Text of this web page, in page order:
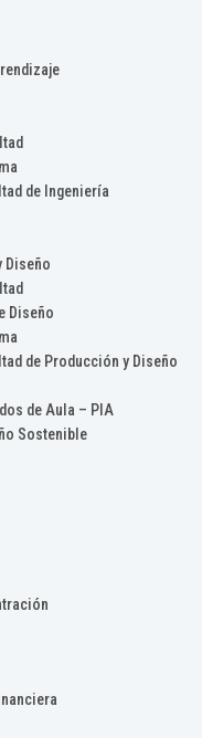
de Ingeniería
Diseño
Diseño
de Producción y Diseño
de Aula – PIA
Sostenible